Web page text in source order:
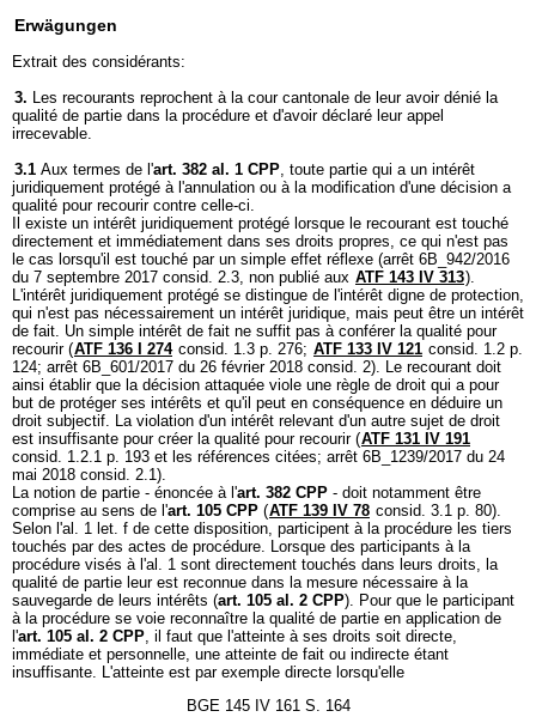
Erwägungen
Extrait des considérants:
3. Les recourants reprochent à la cour cantonale de leur avoir dénié la
qualité de partie dans la procédure et d'avoir déclaré leur appel
irrecevable.
3.1 Aux termes de l'art. 382 al. 1 CPP, toute partie qui a un intérêt
juridiquement protégé à l'annulation ou à la modification d'une décision a
qualité pour recourir contre celle-ci.
Il existe un intérêt juridiquement protégé lorsque le recourant est touché
directement et immédiatement dans ses droits propres, ce qui n'est pas
le cas lorsqu'il est touché par un simple effet réflexe (arrêt 6B_942/2016
du 7 septembre 2017 consid. 2.3, non publié aux ATF 143 IV 313).
L'intérêt juridiquement protégé se distingue de l'intérêt digne de protection,
qui n'est pas nécessairement un intérêt juridique, mais peut être un intérêt
de fait. Un simple intérêt de fait ne suffit pas à conférer la qualité pour
recourir (ATF 136 I 274 consid. 1.3 p. 276; ATF 133 IV 121 consid. 1.2 p.
124; arrêt 6B_601/2017 du 26 février 2018 consid. 2). Le recourant doit
ainsi établir que la décision attaquée viole une règle de droit qui a pour
but de protéger ses intérêts et qu'il peut en conséquence en déduire un
droit subjectif. La violation d'un intérêt relevant d'un autre sujet de droit
est insuffisante pour créer la qualité pour recourir (ATF 131 IV 191
consid. 1.2.1 p. 193 et les références citées; arrêt 6B_1239/2017 du 24
mai 2018 consid. 2.1).
La notion de partie - énoncée à l'art. 382 CPP - doit notamment être
comprise au sens de l'art. 105 CPP (ATF 139 IV 78 consid. 3.1 p. 80).
Selon l'al. 1 let. f de cette disposition, participent à la procédure les tiers
touchés par des actes de procédure. Lorsque des participants à la
procédure visés à l'al. 1 sont directement touchés dans leurs droits, la
qualité de partie leur est reconnue dans la mesure nécessaire à la
sauvegarde de leurs intérêts (art. 105 al. 2 CPP). Pour que le participant
à la procédure se voie reconnaître la qualité de partie en application de
l'art. 105 al. 2 CPP, il faut que l'atteinte à ses droits soit directe,
immédiate et personnelle, une atteinte de fait ou indirecte étant
insuffisante. L'atteinte est par exemple directe lorsqu'elle
BGE 145 IV 161 S. 164